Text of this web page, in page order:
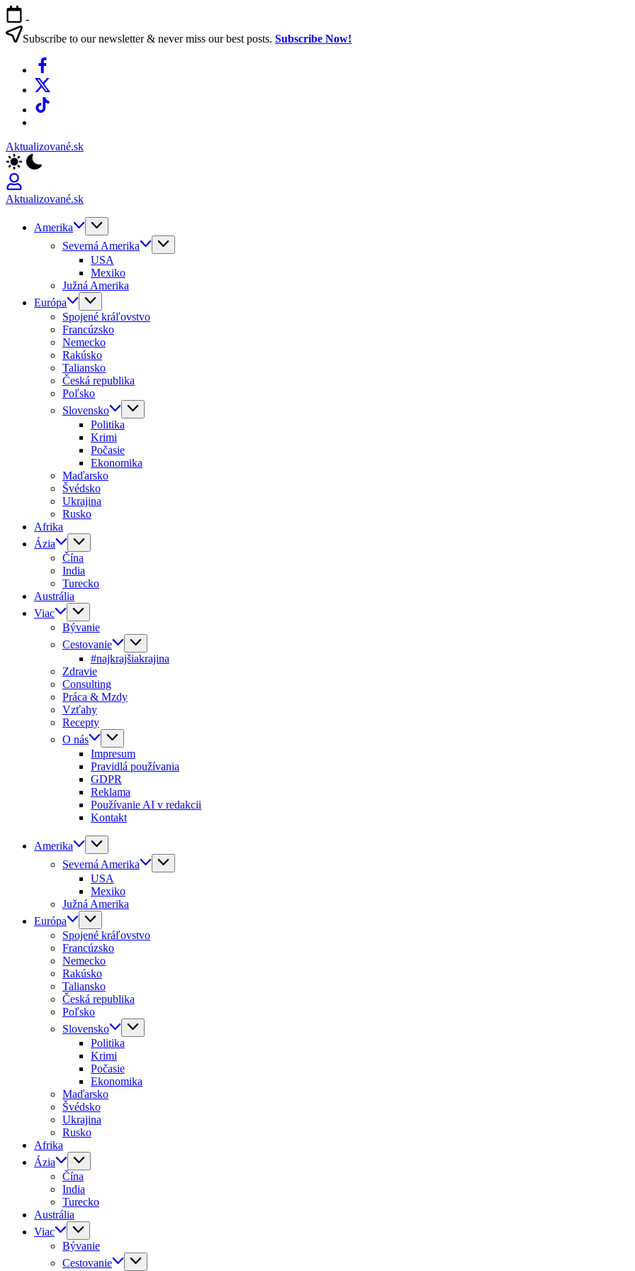
Skip
to
content
-
Subscribe to our newsletter & never miss our best posts. Subscribe Now!
Facebook
X
TikTok
Aktualizované.sk
Aktualizované.sk
Amerika
Severná Amerika
USA
Mexiko
Južná Amerika
Európa
Spojené kráľovstvo
Francúzsko
Nemecko
Rakúsko
Taliansko
Česká republika
Poľsko
Slovensko
Politika
Krimi
Počasie
Ekonomika
Maďarsko
Švédsko
Ukrajina
Rusko
Afrika
Ázia
Čína
India
Turecko
Austrália
Viac
Bývanie
Cestovanie
#najkrajšiakrajina
Zdravie
Consulting
Práca & Mzdy
Vzťahy
Recepty
O nás
Impresum
Pravidlá používania
GDPR
Reklama
Používanie AI v redakcii
Kontakt
Amerika
Severná Amerika
USA
Mexiko
Južná Amerika
Európa
Spojené kráľovstvo
Francúzsko
Nemecko
Rakúsko
Taliansko
Česká republika
Poľsko
Slovensko
Politika
Krimi
Počasie
Ekonomika
Maďarsko
Švédsko
Ukrajina
Rusko
Afrika
Ázia
Čína
India
Turecko
Austrália
Viac
Bývanie
Cestovanie